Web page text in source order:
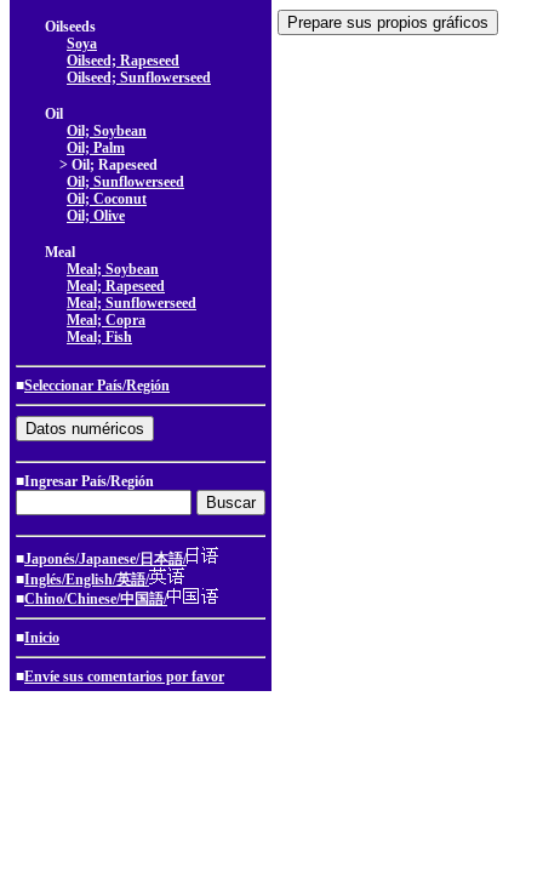
Oilseeds
Soya
Oilseed; Rapeseed
Oilseed; Sunflowerseed
Oil
Oil; Soybean
Oil; Palm
> Oil; Rapeseed
Oil; Sunflowerseed
Oil; Coconut
Oil; Olive
Meal
Meal; Soybean
Meal; Rapeseed
Meal; Sunflowerseed
Meal; Copra
Meal; Fish
■Seleccionar País/Región
■Ingresar País/Región
■Japonés/Japanese/日本語/
■Inglés/English/英語/
■Chino/Chinese/中国語/
■Inicio
■Envíe sus comentarios por favor